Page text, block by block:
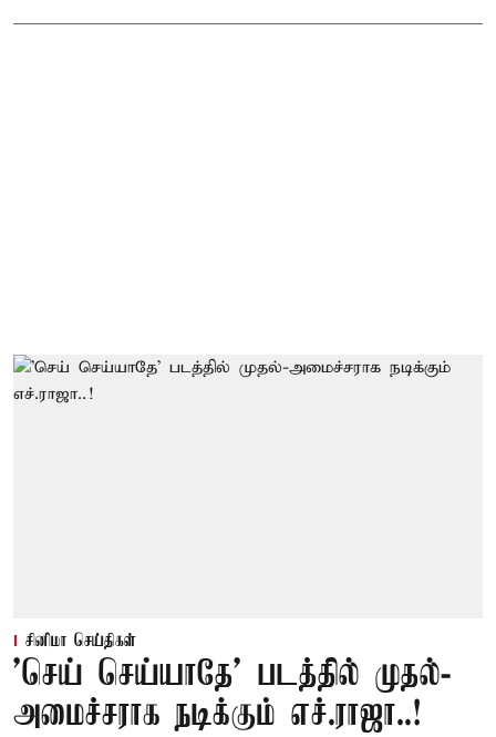
சினிமா செய்திகள்
'செய் செய்யாதே' படத்தில் முதல்-
அமைச்சராக நடிக்கும் எச்.ராஜா..!